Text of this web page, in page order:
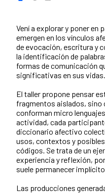
Vení a explorar y poner en
emergen en los vínculos
de evocación, escritura y
la identificación de
formas de comunicación
significativas en sus vidas.
El taller propone pensar
fragmentos aislados, sino
conforman micro
actividad, cada
diccionario afectivo
usos, contextos y
códigos. Se trata de un
experiencia y reflexión,
suele permanecer
Las producciones